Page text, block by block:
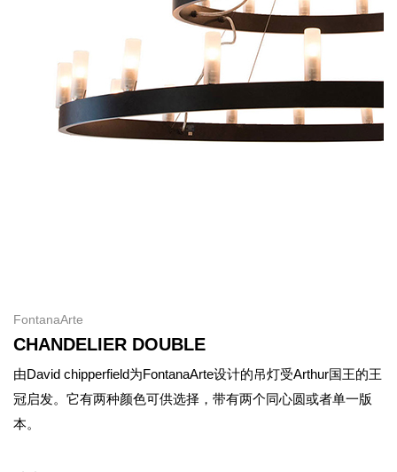
FontanaArte
CHANDELIER DOUBLE
由David chipperfield为FontanaArte设计的吊灯受Arthur国王的王
冠启发。它有两种颜色可供选择，带有两个同心圆或者单一版
本。